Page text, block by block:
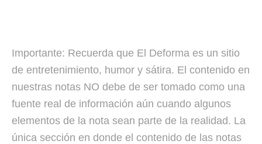
Importante: Recuerda que El Deforma es un sitio
de entretenimiento, humor y sátira. El contenido en
nuestras notas NO debe de ser tomado como una
fuente real de información aún cuando algunos
elementos de la nota sean parte de la realidad. La
única sección en donde el contenido de las notas